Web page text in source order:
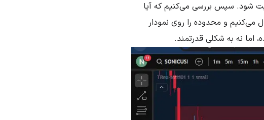
شود. سپس بررسی می‌کنیم که آیا
می‌کنیم و محدوده را روی نمودار
اما نه به شکلی قدرتمند.